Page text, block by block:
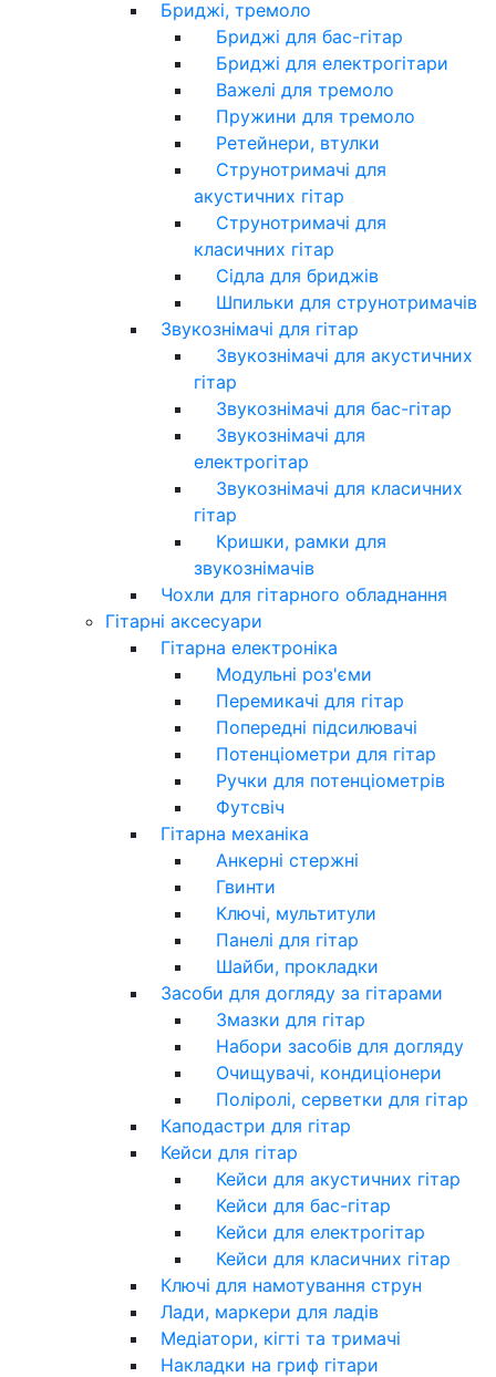
Бриджі, тремоло
Бриджі для бас-гітар
Бриджі для електрогітари
Важелі для тремоло
Пружини для тремоло
Ретейнери, втулки
Струнотримачі для
акустичних гітар
Струнотримачі для
класичних гітар
Сідла для бриджів
Шпильки для струнотримачів
Звукознімачі для гітар
Звукознімачі для акустичних
гітар
Звукознімачі для бас-гітар
Звукознімачі для
електрогітар
Звукознімачі для класичних
гітар
Кришки, рамки для
звукознімачів
Чохли для гітарного обладнання
Гітарні аксесуари
Гітарна електроніка
Модульні роз'єми
Перемикачі для гітар
Попередні підсилювачі
Потенціометри для гітар
Ручки для потенціометрів
Футсвіч
Гітарна механіка
Анкерні стержні
Гвинти
Ключі, мультитули
Панелі для гітар
Шайби, прокладки
Засоби для догляду за гітарами
Змазки для гітар
Набори засобів для догляду
Очищувачі, кондиціонери
Поліролі, серветки для гітар
Каподастри для гітар
Кейси для гітар
Кейси для акустичних гітар
Кейси для бас-гітар
Кейси для електрогітар
Кейси для класичних гітар
Ключі для намотування струн
Лади, маркери для ладів
Медіатори, кігті та тримачі
Накладки на гриф гітари